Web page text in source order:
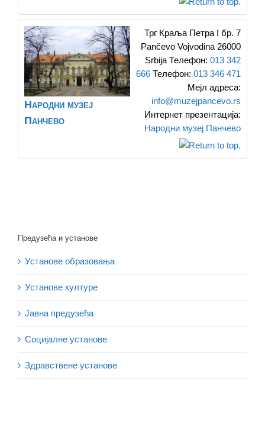
Народни музеј
Панчево
Трг Краља Петра I бр. 7
Pančevo Vojvodina 26000
Srbija Телефон: 013 342
666 Телефон: 013 346 471
Мејл адреса:
info@muzejpancevo.rs
Интернет презентација:
Народни музеј Панчево
Предузећа и установе
Установе образовања
Установе културе
Јавна предузећа
Социјалне установе
Здравствене установе